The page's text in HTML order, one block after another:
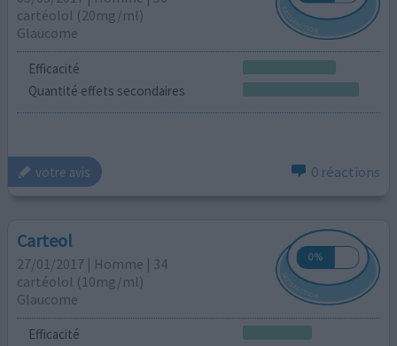
cartéolol (20mg/ml)
Glaucome
Efficacité
Quantité effets secondaires
votre avis 0 réactions
Carteol
27/01/2017 | Homme | 34
cartéolol (10mg/ml)
Glaucome
Efficacité